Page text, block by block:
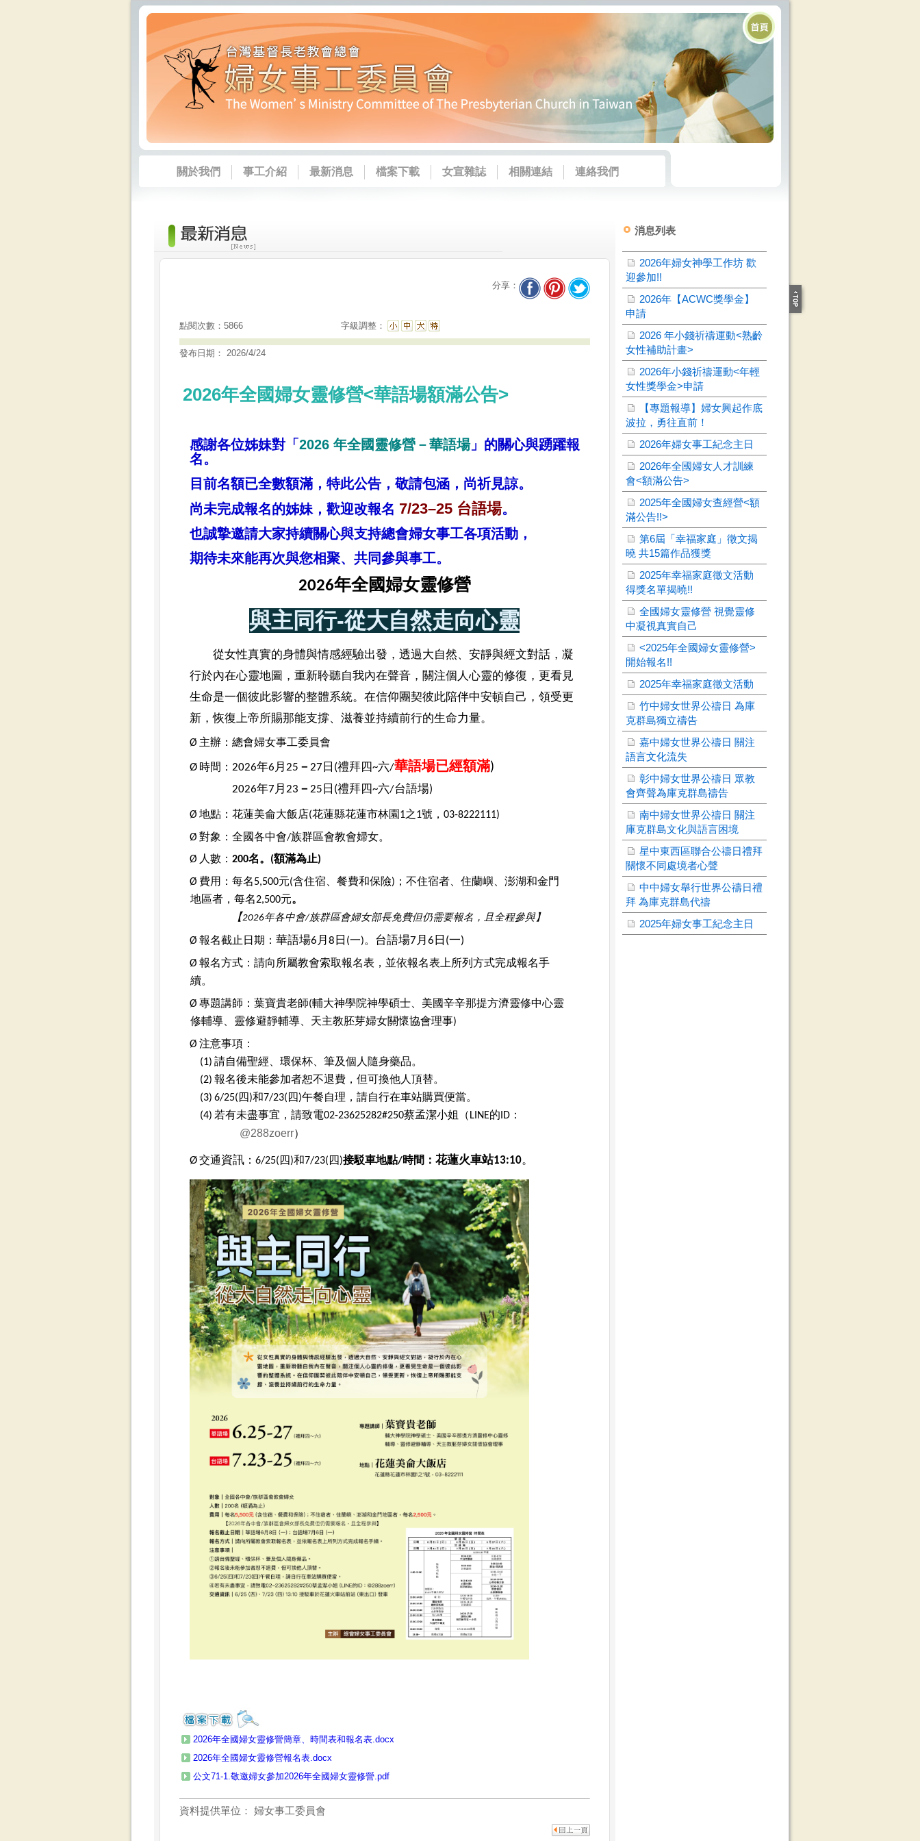
關於我們 事工介紹 最新消息 檔案下載 女宣雜誌 相關連結 連絡我們
分享：
點閱次數：5866 字級調整：
發布日期： 2026/4/24
2026年全國婦女靈修營<華語場額滿公告>
感謝各位姊妹對「 2026 年全國靈修營－華語場」的關心與踴躍報
名。
目前名額已全數額滿，特此公告，敬請包涵，尚祈見諒。
尚未完成報名的姊妹，歡迎改報名 7/23–25 台語場。
也誠摯邀請大家持續關心與支持總會婦女事工各項活動，
期待未來能再次與您相聚、共同參與事工。
2026年全國婦女靈修營
與主同行-從大自然走向心靈
從女性真實的身體與情感經驗出發，透過大自然、安靜與經文對話，凝
行於內在心靈地圖，重新聆聽自我內在聲音，關注個人心靈的修復，更看見
生命是一個彼此影響的整體系統。在信仰團契彼此陪伴中安頓自己，領受更
新，恢復上帝所賜那能支撐、滋養並持續前行的生命力量。
Ø 主辦：總會婦女事工委員會
Ø 時間： 2026年6月25 － 27日(禮拜四~六/華語場已經額滿)
2026年7月23 － 25日(禮拜四~六/台語場)
Ø 地點：花蓮美侖大飯店(花蓮縣花蓮市林園1之1號，03-8222111)
Ø 對象：全國各中會/族群區會教會婦女。
Ø 人數： 200名。(額滿為止)
Ø 費用：每名5,500元(含住宿、餐費和保險)；不住宿者、住蘭嶼、澎湖和金門
地區者，每名2,500元。
【2026年各中會/族群區會婦女部長免費但仍需要報名，且全程參與】
Ø 報名截止日期： 華語場6月8日 (一)。 台語場7月6日(一)
Ø 報名方式：請向所屬教會索取報名表，並依報名表上所列方式完成報名手
續。
Ø 專題講師：葉寶貴老師(輔大神學院神學碩士、美國辛辛那提方濟靈修中心靈
修輔導、靈修避靜輔導、天主教胚芽婦女關懷協會理事)
Ø 注意事項：
(1) 請自備聖經、環保杯、筆及個人隨身藥品。
(2) 報名後未能參加者恕不退費，但可換他人頂替。
(3) 6/25(四)和7/23(四)午餐自理，請自行在車站購買便當。
(4) 若有未盡事宜，請致電02-23625282#250蔡孟潔小姐（LINE的ID：
@288zoerr）
Ø 交通資訊：6/25(四)和7/23(四)接駁車地點/時間： 花蓮火車站13:10。
2026年全國婦女靈修營簡章、時間表和報名表.docx
2026年全國婦女靈修營報名表.docx
公文71-1.敬邀婦女參加2026年全國婦女靈修營.pdf
資料提供單位： 婦女事工委員會
消息列表
2026年婦女神學工作坊 歡
迎參加!!
2026年【ACWC獎學金】
申請
2026 年小錢祈禱運動<熟齡
女性補助計畫>
2026年小錢祈禱運動<年輕
女性獎學金>申請
【專題報導】婦女興起作底
波拉，勇往直前！
2026年婦女事工紀念主日
2026年全國婦女人才訓練
會<額滿公告>
2025年全國婦女查經營<額
滿公告!!>
第6屆「幸福家庭」徵文揭
曉 共15篇作品獲獎
2025年幸福家庭徵文活動
得獎名單揭曉!!
全國婦女靈修營 視覺靈修
中凝視真實自己
<2025年全國婦女靈修營>
開始報名!!
2025年幸福家庭徵文活動
竹中婦女世界公禱日 為庫
克群島獨立禱告
嘉中婦女世界公禱日 關注
語言文化流失
彰中婦女世界公禱日 眾教
會齊聲為庫克群島禱告
南中婦女世界公禱日 關注
庫克群島文化與語言困境
星中東西區聯合公禱日禮拜
關懷不同處境者心聲
中中婦女舉行世界公禱日禮
拜 為庫克群島代禱
2025年婦女事工紀念主日